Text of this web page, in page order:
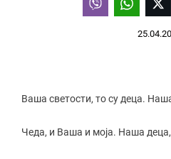
Ваша светости, то су деца.
Чеда, и Ваша и моја. Наша